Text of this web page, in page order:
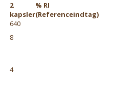
2
kapsler
% RI
(Referenceindtag)
640
8
4